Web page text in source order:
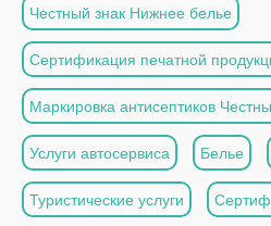
Честный знак Нижнее белье
Сертификация печатной
Маркировка антисептиков
Услуги автосервиса Белье
Туристические услуги